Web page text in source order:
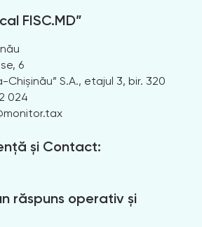
FISC.MD”
6
S.A., etajul 3, bir. 320
024
și Contact:
răspuns operativ și